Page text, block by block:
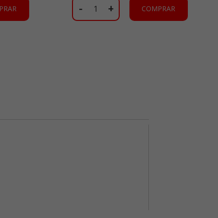
- + COMPRAR